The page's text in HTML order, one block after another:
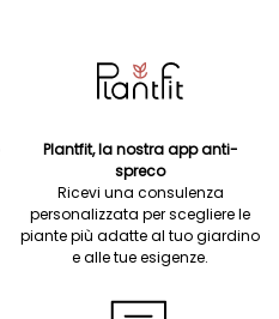
Plantfit, la nostra app anti-
spreco
Ricevi una consulenza
personalizzata per scegliere le
piante più adatte al tuo giardino
e alle tue esigenze.